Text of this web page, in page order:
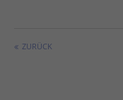
ZURÜCK